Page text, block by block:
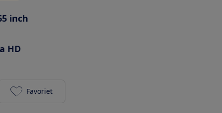
inch
HD
Samsung QE65S95F toevoegen aan je favorieten
Favoriet